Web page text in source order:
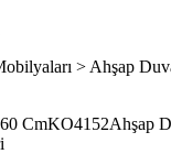
> Ahşap
CmKO4152Ahşap